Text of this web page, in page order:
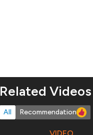
Related Videos
All Recommendation